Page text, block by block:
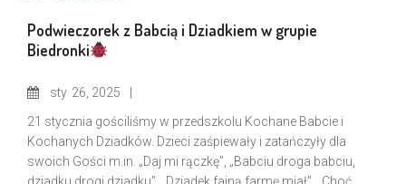
Podwieczorek z Babcią i Dziadkiem w grupie
Biedronki
sty 26, 2025
21 stycznia gościliśmy w przedszkolu Kochane Babcie i
Kochanych Dziadków. Dzieci zaśpiewały i zatańczyły dla
swoich Gości m.in. „Daj mi rączkę”, „Babciu droga babciu,